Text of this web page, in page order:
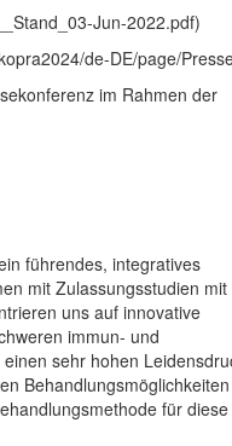
Jun-2022.pdf)
de-DE/page/
im Rahmen der
führendes, integratives
mit Zulassungsstudien mit
uns auf innovative
immun- und
sehr hohen
Behandlungsmöglichkeiten
für diese